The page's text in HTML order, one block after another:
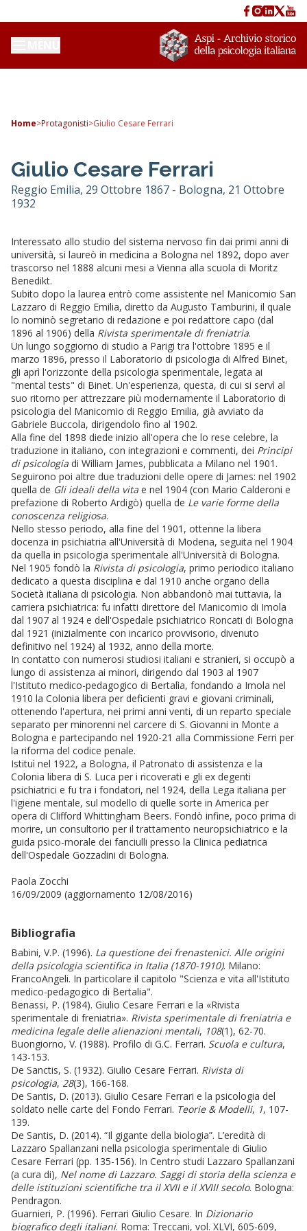
Home>Protagonisti>Giulio Cesare Ferrari
Giulio Cesare Ferrari
Reggio Emilia, 29 Ottobre 1867 - Bologna, 21 Ottobre
1932
Interessato allo studio del sistema nervoso fin dai primi anni di
università, si laureò in medicina a Bologna nel 1892, dopo aver
trascorso nel 1888 alcuni mesi a Vienna alla scuola di Moritz
Benedikt.
Subito dopo la laurea entrò come assistente nel Manicomio San
Lazzaro di Reggio Emilia, diretto da Augusto Tamburini, il quale
lo nominò segretario di redazione e poi redattore capo (dal
1896 al 1906) della Rivista sperimentale di freniatria.
Un lungo soggiorno di studio a Parigi tra l'ottobre 1895 e il
marzo 1896, presso il Laboratorio di psicologia di Alfred Binet,
gli aprì l'orizzonte della psicologia sperimentale, legata ai
"mental tests" di Binet. Un'esperienza, questa, di cui si servì al
suo ritorno per attrezzare più modernamente il Laboratorio di
psicologia del Manicomio di Reggio Emilia, già avviato da
Gabriele Buccola, dirigendolo fino al 1902.
Alla fine del 1898 diede inizio all'opera che lo rese celebre, la
traduzione in italiano, con integrazioni e commenti, dei Principi
di psicologia di William James, pubblicata a Milano nel 1901.
Seguirono poi altre due traduzioni delle opere di James: nel 1902
quella de Gli ideali della vita e nel 1904 (con Mario Calderoni e
prefazione di Roberto Ardigò) quella de Le varie forme della
conoscenza religiosa.
Nello stesso periodo, alla fine del 1901, ottenne la libera
docenza in psichiatria all'Università di Modena, seguita nel 1904
da quella in psicologia sperimentale all'Università di Bologna.
Nel 1905 fondò la Rivista di psicologia, primo periodico italiano
dedicato a questa disciplina e dal 1910 anche organo della
Società italiana di psicologia. Non abbandonò mai tuttavia, la
carriera psichiatrica: fu infatti direttore del Manicomio di Imola
dal 1907 al 1924 e dell'Ospedale psichiatrico Roncati di Bologna
dal 1921 (inizialmente con incarico provvisorio, divenuto
definitivo nel 1924) al 1932, anno della morte.
In contatto con numerosi studiosi italiani e stranieri, si occupò a
lungo di assistenza ai minori, dirigendo dal 1903 al 1907
l'Istituto medico-pedagogico di Bertalìa, fondando a Imola nel
1910 la Colonia libera per deficienti gravi e giovani criminali,
ottenendo l'apertura, nei primi anni venti, di un reparto speciale
separato per minorenni nel carcere di S. Giovanni in Monte a
Bologna e partecipando nel 1920-21 alla Commissione Ferri per
la riforma del codice penale.
Istituì nel 1922, a Bologna, il Patronato di assistenza e la
Colonia libera di S. Luca per i ricoverati e gli ex degenti
psichiatrici e fu tra i fondatori, nel 1924, della Lega italiana per
l'igiene mentale, sul modello di quelle sorte in America per
opera di Clifford Whittingham Beers. Fondò infine, poco prima di
morire, un consultorio per il trattamento neuropsichiatrico e la
guida psico-morale dei fanciulli presso la Clinica pediatrica
dell'Ospedale Gozzadini di Bologna.
Paola Zocchi
16/09/2009 (aggiornamento 12/08/2016)
Bibliografia
Babini, V.P. (1996). La questione dei frenastenici. Alle origini
della psicologia scientifica in Italia (1870-1910). Milano:
FrancoAngeli. In particolare il capitolo "Scienza e vita all'Istituto
medico-pedagogico di Bertalia".
Benassi, P. (1984). Giulio Cesare Ferrari e la «Rivista
sperimentale di freniatria». Rivista sperimentale di freniatria e
medicina legale delle alienazioni mentali, 108(1), 62-70.
Buongiorno, V. (1988). Profilo di G.C. Ferrari. Scuola e cultura,
143-153.
De Sanctis, S. (1932). Giulio Cesare Ferrari. Rivista di
psicologia, 28(3), 166-168.
De Santis, D. (2013). Giulio Cesare Ferrari e la psicologia del
soldato nelle carte del Fondo Ferrari. Teorie & Modelli, 1, 107-
139.
De Santis, D. (2014). “Il gigante della biologia”. L’eredità di
Lazzaro Spallanzani nella psicologia sperimentale di Giulio
Cesare Ferrari (pp. 135-156). In Centro studi Lazzaro Spallanzani
(a cura di), Nel nome di Lazzaro. Saggi di storia della scienza e
delle istituzioni scientifiche tra il XVII e il XVIII secolo. Bologna:
Pendragon.
Guarnieri, P. (1996). Ferrari Giulio Cesare. In Dizionario
biografico degli italiani. Roma: Treccani, vol. XLVI, 605-609,